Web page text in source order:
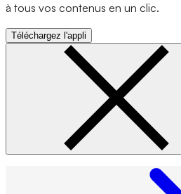
à tous vos contenus en un clic.
Téléchargez l'appli